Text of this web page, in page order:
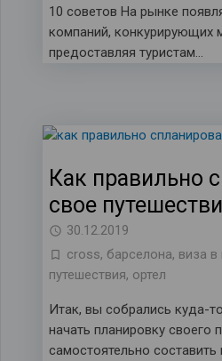
10 советов На рынке
компаний, конкурирующих
предоставляя туристам…
Как правильно
свое
30.12.2019
cross, барселона, виза
путешествия, ортел
Итак, вы собрались куда-
начать планировку своего
самостоятельно